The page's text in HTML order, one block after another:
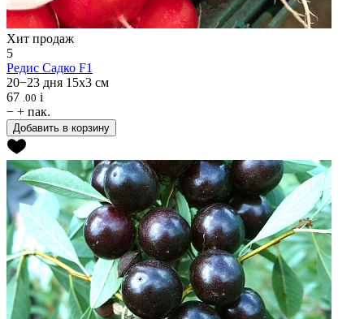
Хит продаж
5
Редис Садко F1
20−23 дня 15x3 см
67 .00 i
− + пак.
Добавить в корзину